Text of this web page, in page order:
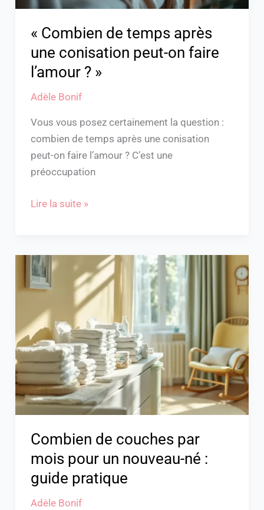
« Combien de temps après
une conisation peut-on faire
l’amour ? »
Adèle Bonif
Vous vous posez certainement la question :
combien de temps après une conisation
peut-on faire l’amour ? C’est une
préoccupation
?
»
Lire la suite »
Combien de couches par
mois pour un nouveau-né :
guide pratique
Adèle Bonif
Combien
de
par
mois
pour
un
nouveau-
né
pratique